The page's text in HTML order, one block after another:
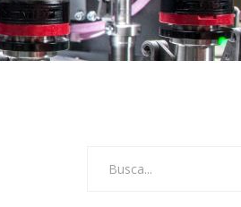
Busca...